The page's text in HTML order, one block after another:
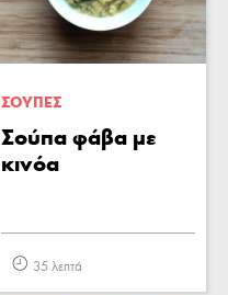
ΣΟΥΠΕΣ
Σούπα φάβα με
κινόα
35 λεπτά